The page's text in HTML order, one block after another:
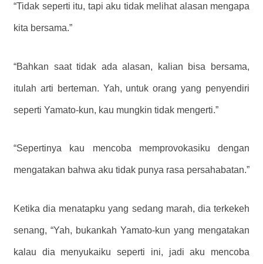
“Tidak seperti itu, tapi aku tidak melihat alasan mengapa
kita bersama.”
“Bahkan saat tidak ada alasan, kalian bisa bersama,
itulah arti berteman. Yah, untuk orang yang penyendiri
seperti Yamato-kun, kau mungkin tidak mengerti.”
“Sepertinya kau mencoba memprovokasiku dengan
mengatakan bahwa aku tidak punya rasa persahabatan.”
Ketika dia menatapku yang sedang marah, dia terkekeh
senang, “Yah, bukankah Yamato-kun yang mengatakan
kalau dia menyukaiku seperti ini, jadi aku mencoba